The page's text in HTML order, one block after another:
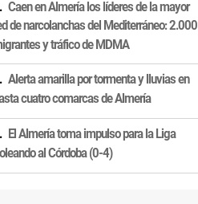
Caen en Almería los líderes de la mayor
de narcolanchas del Mediterráneo: 2.000
y tráfico de MDMA
Alerta amarilla por tormenta y lluvias en
cuatro comarcas de Almería
El Almería toma impulso para la Liga
al Córdoba (0-4)